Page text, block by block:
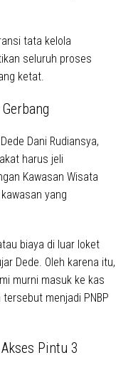
tata kelola
seluruh proses
ketat.
Dani Rudiansya,
harus jeli
Kawasan Wisata
yang
biaya di luar loket
Dede. Oleh karena itu,
murni masuk ke kas
menjadi PNBP
Pintu 3